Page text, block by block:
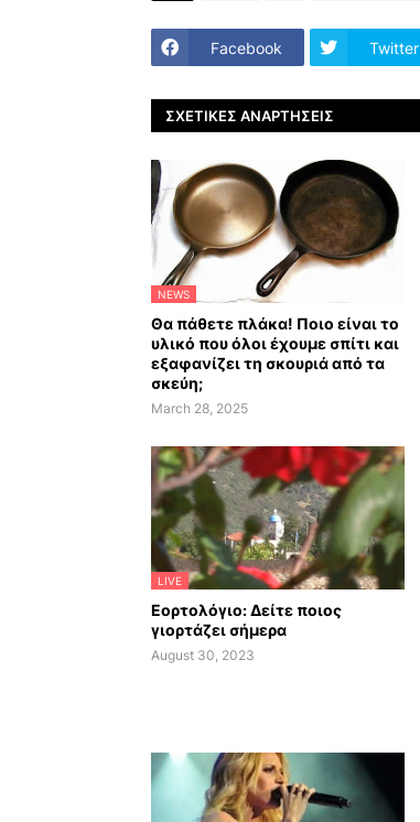
Facebook Twitter
ΣΧΕΤΙΚΈΣ ΑΝΑΡΤΉΣΕΙΣ
NEWS
Θα πάθετε πλάκα! Ποιο είναι το
υλικό που όλοι έχουμε σπίτι και
εξαφανίζει τη σκουριά από τα
σκεύη;
March 28, 2025
LIVE
Εορτολόγιο: Δείτε ποιος
γιορτάζει σήμερα
August 30, 2023